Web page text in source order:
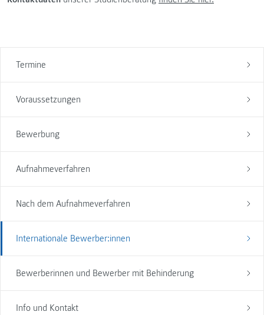
Termine
Voraussetzungen
Bewerbung
Aufnahmeverfahren
Nach dem Aufnahmeverfahren
Internationale Bewerber:innen
Bewerberinnen und Bewerber mit Behinderung
Info und Kontakt